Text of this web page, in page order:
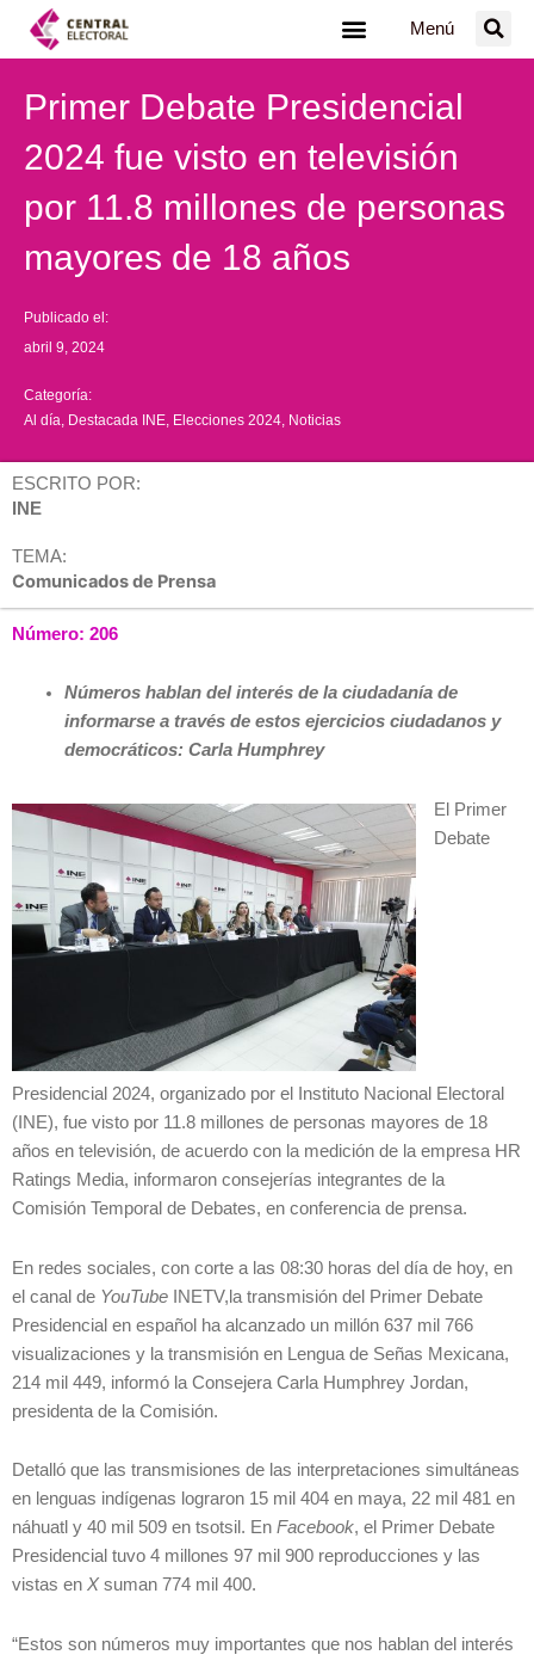
Menú
Primer Debate Presidencial
2024 fue visto en televisión
por 11.8 millones de personas
mayores de 18 años
Publicado el:
abril 9, 2024
Categoría:
Al día Destacada INE Elecciones 2024 Noticias
ESCRITO POR:
INE
TEMA:
Comunicados de Prensa
Número: 206
Números hablan del interés de la ciudadanía de
informarse a través de estos ejercicios ciudadanos y
democráticos: Carla Humphrey
El Primer
Debate
Presidencial 2024, organizado por el Instituto Nacional Electoral
(INE), fue visto por 11.8 millones de personas mayores de 18
años en televisión, de acuerdo con la medición de la empresa HR
Ratings Media, informaron consejerías integrantes de la
Comisión Temporal de Debates, en conferencia de prensa.
En redes sociales, con corte a las 08:30 horas del día de hoy, en
el canal de YouTube
INETV,la transmisión del Primer Debate
Presidencial en español ha alcanzado un millón 637 mil 766
visualizaciones y la transmisión en Lengua de Señas Mexicana,
214 mil 449, informó la Consejera Carla Humphrey Jordan,
presidenta de la Comisión.
Detalló que las transmisiones de las interpretaciones simultáneas
en lenguas indígenas lograron 15 mil 404 en maya, 22 mil 481 en
náhuatl y 40 mil 509 en tsotsil. En Facebook, el Primer Debate
Presidencial tuvo 4 millones 97 mil 900 reproducciones y las
vistas en X suman 774 mil 400.
“Estos son números muy importantes que nos hablan del interés